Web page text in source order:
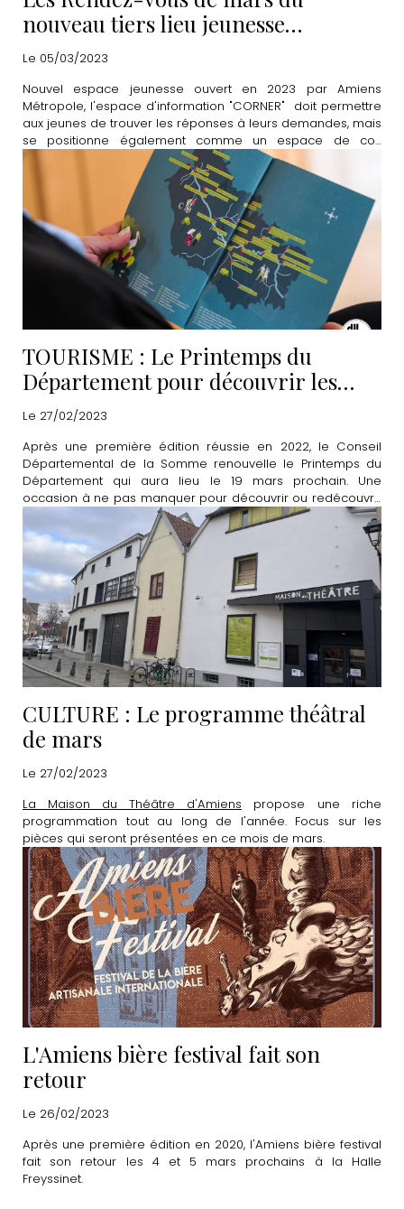
nouveau tiers lieu jeunesse
"CORNER"
Le 05/03/2023
Nouvel espace jeunesse ouvert en 2023 par Amiens
Métropole, l'espace d'information "CORNER" doit permettre
aux jeunes de trouver les réponses à leurs demandes, mais
se positionne également comme un espace de co-
construction et de partage. Découvrez le programme
complet du mois de mars.
TOURISME : Le Printemps du
Département pour découvrir les
"merveilles à proximité"
Le 27/02/2023
Après une première édition réussie en 2022, le Conseil
Départemental de la Somme renouvelle le Printemps du
Département qui aura lieu le 19 mars prochain. Une
occasion à ne pas manquer pour découvrir ou redécouvrir
de nombreux lieux emblématiques de la Somme.
CULTURE : Le programme théâtral
de mars
Le 27/02/2023
La Maison du Théâtre d'Amiens propose une riche
programmation tout au long de l'année. Focus sur les
pièces qui seront présentées en ce mois de mars.
L'Amiens bière festival fait son
retour
Le 26/02/2023
Après une première édition en 2020, l'Amiens bière festival
fait son retour les 4 et 5 mars prochains à la Halle
Freyssinet.